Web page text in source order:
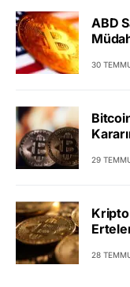
ABD
30
29
28